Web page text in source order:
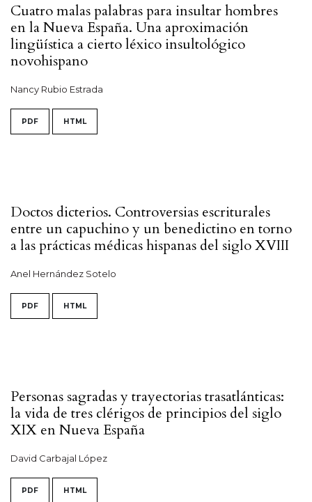
Cuatro malas palabras para insultar hombres
en la Nueva España. Una aproximación
lingüística a cierto léxico insultológico
novohispano
Nancy Rubio Estrada
PDF HTML
Doctos dicterios. Controversias escriturales
entre un capuchino y un benedictino en torno
a las prácticas médicas hispanas del siglo XVIII
Anel Hernández Sotelo
PDF HTML
Personas sagradas y trayectorias trasatlánticas:
la vida de tres clérigos de principios del siglo
XIX en Nueva España
David Carbajal López
PDF HTML